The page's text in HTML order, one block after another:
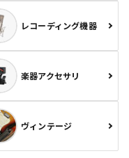
レコーディング機器
楽器アクセサリ
ヴィンテージ